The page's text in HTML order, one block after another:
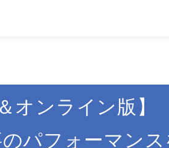
オンライン版
パフォーマン